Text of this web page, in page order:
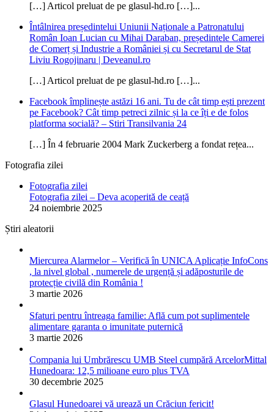
[…] Articol preluat de pe glasul-hd.ro […]...
Întâlnirea președintelui Uniunii Naționale a Patronatului
Român Ioan Lucian cu Mihai Daraban, președintele Camerei
de Comerț și Industrie a României și cu Secretarul de Stat
Liviu Rogojinaru | Deveanul.ro
[…] Articol preluat de pe glasul-hd.ro […]...
Facebook împlinește astăzi 16 ani. Tu de cât timp ești prezent
pe Facebook? Cât timp petreci zilnic și la ce îți e de folos
platforma socială? – Stiri Transilvania 24
[…] În 4 februarie 2004 Mark Zuckerberg a fondat rețea...
Fotografia zilei
Fotografia zilei
Fotografia zilei – Deva acoperită de ceață
24 noiembrie 2025
Știri aleatorii
Miercurea Alarmelor – Verifică în UNICA Aplicație InfoCons
, la nivel global , numerele de urgență și adăposturile de
protecție civilă din România !
3 martie 2026
Sfaturi pentru întreaga familie: Află cum pot suplimentele
alimentare garanta o imunitate puternică
3 martie 2026
Compania lui Umbrărescu UMB Steel cumpără ArcelorMittal
Hunedoara: 12,5 milioane euro plus TVA
30 decembrie 2025
Glasul Hunedoarei vă urează un Crăciun fericit!